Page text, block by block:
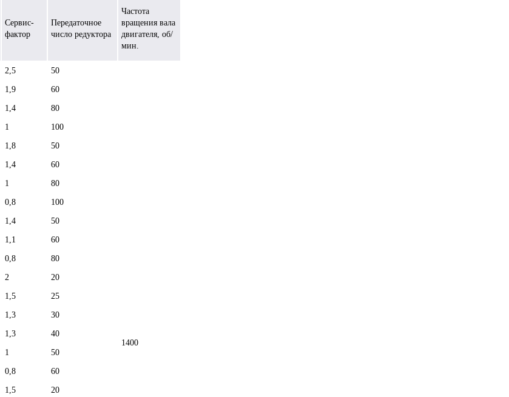
Сервис-
фактор
Передаточное
число редуктора
Частота
вращения вала
двигателя, об/
мин.
2,5 50
1400
1,9 60
1,4 80
1 100
1,8 50
1,4 60
1 80
0,8 100
1,4 50
1,1 60
0,8 80
2 20
1,5 25
1,3 30
1,3 40
1 50
0,8 60
1,5 20